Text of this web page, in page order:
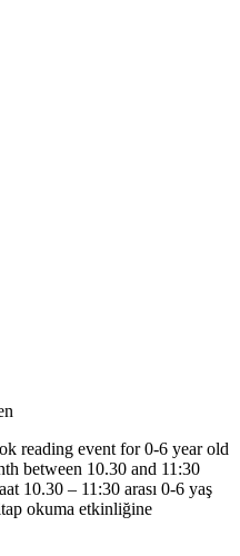
reading event for 0-6 year old
between 10.30 and 11:30
10.30 – 11:30 arası 0-6 yaş
okuma etkinliğine